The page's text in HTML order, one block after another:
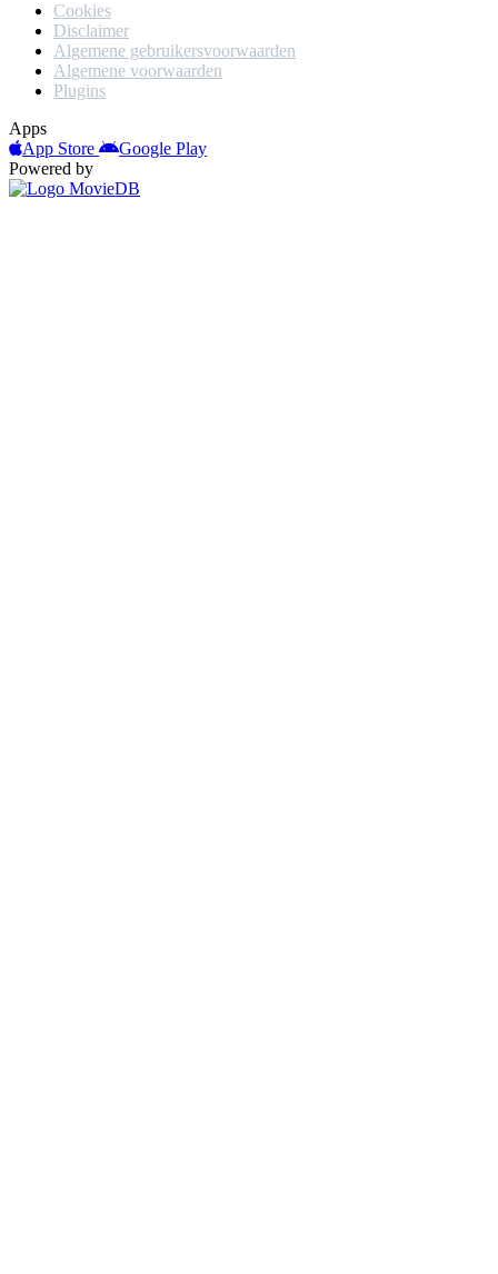
Cookies
Disclaimer
Algemene gebruikersvoorwaarden
Algemene voorwaarden
Plugins
Apps
App Store
Google Play
Powered by